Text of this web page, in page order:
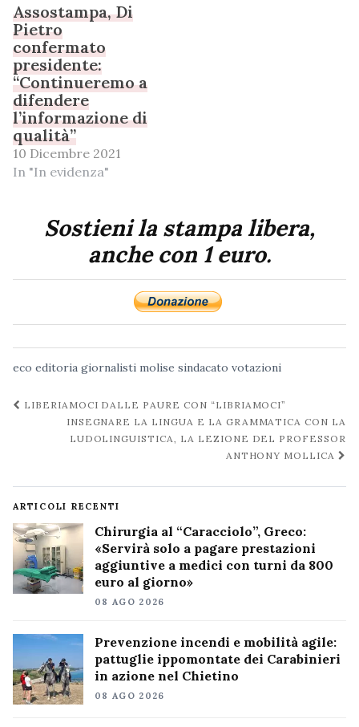
Assostampa, Di
Pietro
confermato
presidente:
“Continueremo a
difendere
l’informazione di
qualità”
10 Dicembre 2021
In "In evidenza"
Sostieni la stampa libera,
anche con 1 euro.
eco editoria giornalisti molise sindacato votazioni
Navigazione
LIBERIAMOCI DALLE PAURE CON “LIBRIAMOCI”
INSEGNARE LA LINGUA E LA GRAMMATICA CON LA
LUDOLINGUISTICA, LA LEZIONE DEL PROFESSOR
ANTHONY MOLLICA
ARTICOLI RECENTI
Chirurgia al “Caracciolo”, Greco:
«Servirà solo a pagare prestazioni
aggiuntive a medici con turni da 800
euro al giorno»
08 AGO 2026
Prevenzione incendi e mobilità agile:
pattuglie ippomontate dei Carabinieri
in azione nel Chietino
08 AGO 2026